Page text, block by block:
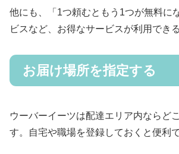
他にも、「1つ頼むともう1つが無料に
ビスなど、お得なサービスが利用でき
お届け場所を指定する
ウーバーイーツは配達エリア内ならど
す。自宅や職場を登録しておくと便利で